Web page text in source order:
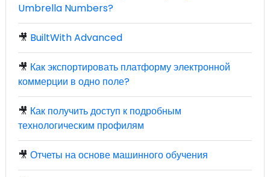
Umbrella Numbers?
🎥 BuiltWith Advanced
🎥 Как экспортировать платформу электронной
коммерции в одно поле?
🎥 Как получить доступ к подробным
технологическим профилям
🎥 Отчеты на основе машинного обучения